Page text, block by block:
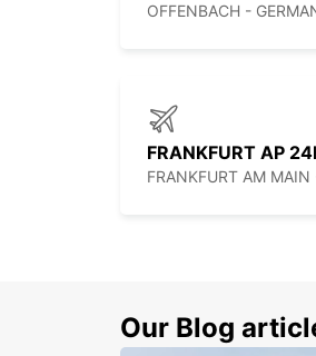
OFFENBACH -
FRANKFURT AM MAIN